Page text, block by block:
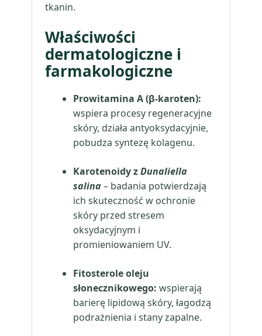
tkanin.
Właściwości
dermatologiczne i
farmakologiczne
Prowitamina A (β-karoten):
wspiera procesy regeneracyjne
skóry, działa antyoksydacyjnie,
pobudza syntezę kolagenu.
Karotenoidy zDunaliella
salina– badania potwierdzają
ich skuteczność w ochronie
skóry przed stresem
oksydacyjnym i
promieniowaniem UV.
Fitosterole oleju
słonecznikowego: wspierają
barierę lipidową skóry, łagodzą
podrażnienia i stany zapalne.